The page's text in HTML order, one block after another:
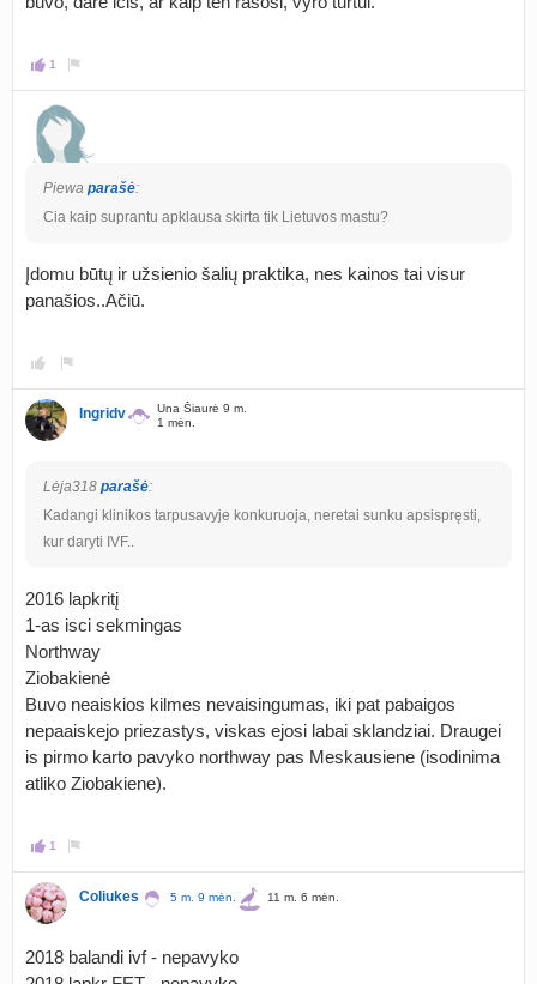
1
Piewa parašė:
Cia kaip suprantu apklausa skirta tik Lietuvos mastu?
Įdomu būtų ir užsienio šalių praktika, nes kainos tai visur
panašios..Ačiū.
Ingridv
Una Šiaurė 9 m.
1 mėn.
Lėja318 parašė:
Kadangi klinikos tarpusavyje konkuruoja, neretai sunku apsispręsti,
kur daryti IVF..
2016 lapkritį
1-as isci sekmingas
Northway
Ziobakienė
Buvo neaiskios kilmes nevaisingumas, iki pat pabaigos
nepaaiskejo priezastys, viskas ejosi labai sklandziai. Draugei
is pirmo karto pavyko northway pas Meskausiene (isodinima
atliko Ziobakiene).
1
Coliukes 5 m. 9 mėn. 11 m. 6 mėn.
2018 balandi ivf - nepavyko